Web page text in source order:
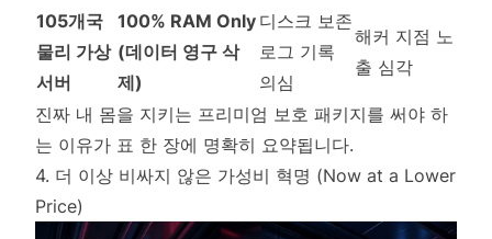
105개국
물리 가상
서버
100% RAM Only
(데이터 영구 삭
제)
디스크 보존
로그 기록
의심
해커 지점 노
출 심각
진짜 내 몸을 지키는 프리미엄 보호 패키지를 써야 하
는 이유가 표 한 장에 명확히 요약됩니다.
4. 더 이상 비싸지 않은 가성비 혁명 (Now at a Lower
Price)